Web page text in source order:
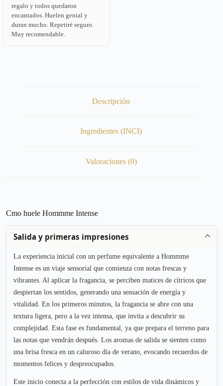
regalo y todos quedaron
encantados. Huelen genial y
duran mucho. Repetiré seguro.
Muy recomendable.
Descripción
Ingredientes (INCI)
Valoraciones (0)
Cmo huele Hommme Intense
Salida y primeras impresiones
La experiencia inicial con un perfume equivalente a Hommme
Intense es un viaje sensorial que comienza con notas frescas y
vibrantes. Al aplicar la fragancia, se perciben matices de cítricos que
despiertan los sentidos, generando una sensación de energía y
vitalidad. En los primeros minutos, la fragancia se abre con una
textura ligera, pero a la vez intensa, que invita a descubrir su
complejidad. Esta fase es fundamental, ya que prepara el terreno para
las notas que vendrán después. Los aromas de salida se sienten como
una brisa fresca en un caluroso día de verano, evocando recuerdos de
momentos felices y despreocupados.
Este inicio conecta a la perfección con estilos de vida dinámicos y